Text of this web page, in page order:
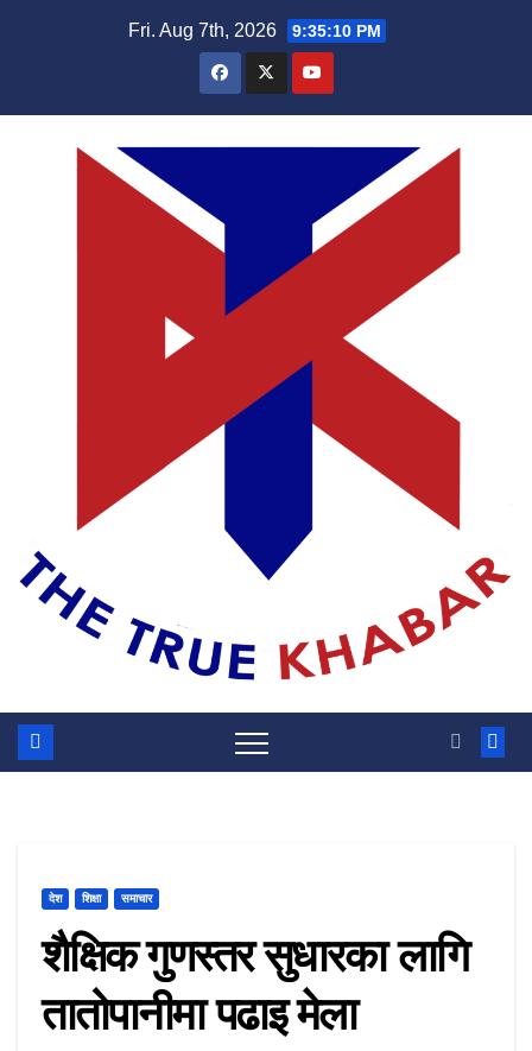
Fri. Aug 7th, 2026 9:35:10 PM
देश शिक्षा समाचार
शैक्षिक गुणस्तर सुधारका लागि
तातोपानीमा पढाइ मेला